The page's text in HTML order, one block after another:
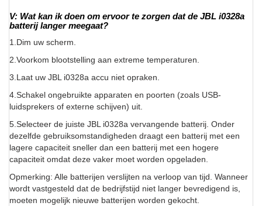
V: Wat kan ik doen om ervoor te zorgen dat de JBL i0328a
batterij langer meegaat?
1.Dim uw scherm.
2.Voorkom blootstelling aan extreme temperaturen.
3.Laat uw JBL i0328a accu niet opraken.
4.Schakel ongebruikte apparaten en poorten (zoals USB-
luidsprekers of externe schijven) uit.
5.Selecteer de juiste JBL i0328a vervangende batterij. Onder
dezelfde gebruiksomstandigheden draagt een batterij met een
lagere capaciteit sneller dan een batterij met een hogere
capaciteit omdat deze vaker moet worden opgeladen.
Opmerking: Alle batterijen verslijten na verloop van tijd. Wanneer
wordt vastgesteld dat de bedrijfstijd niet langer bevredigend is,
moeten mogelijk nieuwe batterijen worden gekocht.